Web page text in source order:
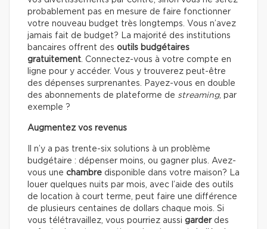
probablement pas en mesure de faire fonctionner
votre nouveau budget très longtemps. Vous n’avez
jamais fait de budget? La majorité des institutions
bancaires offrent des outils budgétaires
gratuitement. Connectez-vous à votre compte en
ligne pour y accéder. Vous y trouverez peut-être
des dépenses surprenantes. Payez-vous en double
des abonnements de plateforme de streaming, par
exemple ?
Augmentez vos revenus
Il n’y a pas trente-six solutions à un problème
budgétaire : dépenser moins, ou gagner plus. Avez-
vous une chambre disponible dans votre maison? La
louer quelques nuits par mois, avec l’aide des outils
de location à court terme, peut faire une différence
de plusieurs centaines de dollars chaque mois. Si
vous télétravaillez, vous pourriez aussi garderdes